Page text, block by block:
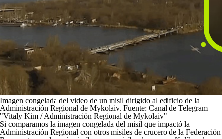
Imagen congelada del video de un misil dirigido al edificio de la
Administración Regional de Mykolaiv. Fuente: Canal de Telegram
"Vitaly Kim / Administración Regional de Mykolaiv"
Si comparamos la imagen congelada del misil que impactó la
Administración Regional con otros misiles de crucero de la Federación